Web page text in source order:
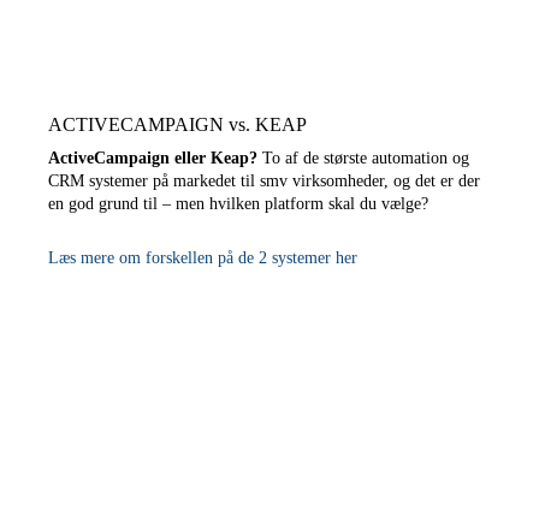
ACTIVECAMPAIGN vs. KEAP
ActiveCampaign eller Keap? To af de største automation og
CRM systemer på markedet til smv virksomheder, og det er der
en god grund til – men hvilken platform skal du vælge?
Læs mere om forskellen på de 2 systemer her